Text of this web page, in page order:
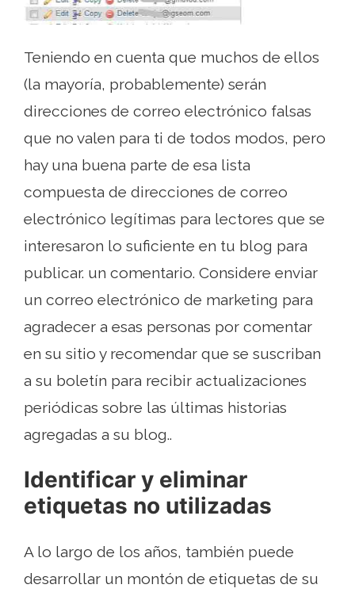
Teniendo en cuenta que muchos de ellos
(la mayoría, probablemente) serán
direcciones de correo electrónico falsas
que no valen para ti de todos modos, pero
hay una buena parte de esa lista
compuesta de direcciones de correo
electrónico legítimas para lectores que se
interesaron lo suficiente en tu blog para
publicar. un comentario. Considere enviar
un correo electrónico de marketing para
agradecer a esas personas por comentar
en su sitio y recomendar que se suscriban
a su boletín para recibir actualizaciones
periódicas sobre las últimas historias
agregadas a su blog..
Identificar y eliminar
etiquetas no utilizadas
A lo largo de los años, también puede
desarrollar un montón de etiquetas de su